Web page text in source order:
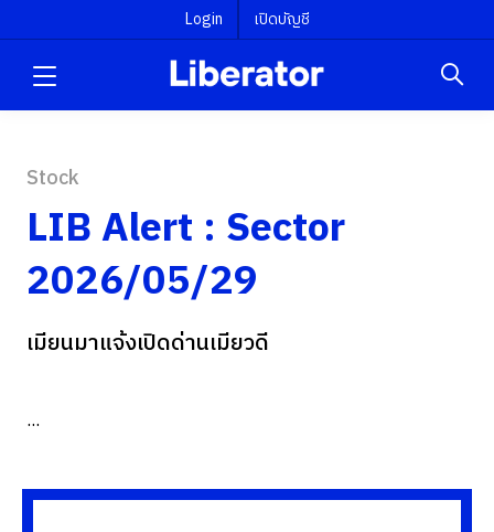
Login เปิดบัญชี
Stock
LIB Alert : Sector
2026/05/29
เมียนมาแจ้งเปิดด่านเมียวดี
...